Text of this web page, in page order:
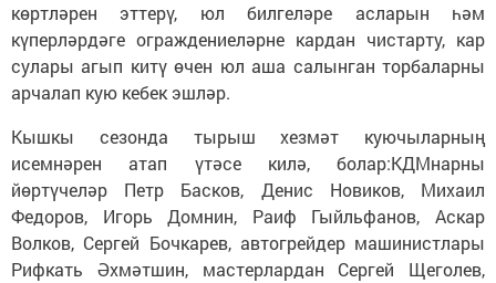
көртләрен эттерү, юл билгеләре асларын һәм
күперләрдәге ограждениеләрне кардан чистарту, кар
сулары агып китү өчен юл аша салынган торбаларны
арчалап кую кебек эшләр.
Кышкы сезонда тырыш хезмәт куючыларның
исемнәрен атап үтәсе килә, болар:КДМнарны
йөртүчеләр Петр Басков, Денис Новиков, Михаил
Федоров, Игорь Домнин, Раиф Гыйльфанов, Аскар
Волков, Сергей Бочкарев, автогрейдер машинистлары
Рифкать Әхмәтшин, мастерлардан Сергей Щеголев,